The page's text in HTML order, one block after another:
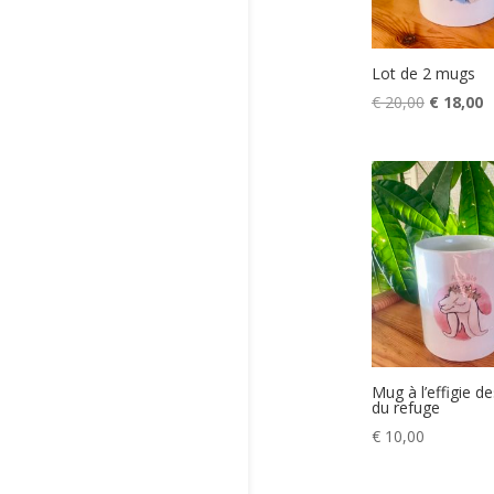
Lot de 2 mugs
€20,00 Le
était :
€ 20,00.
€18,00
€
Mug à l’effigie
du refuge
€10,00